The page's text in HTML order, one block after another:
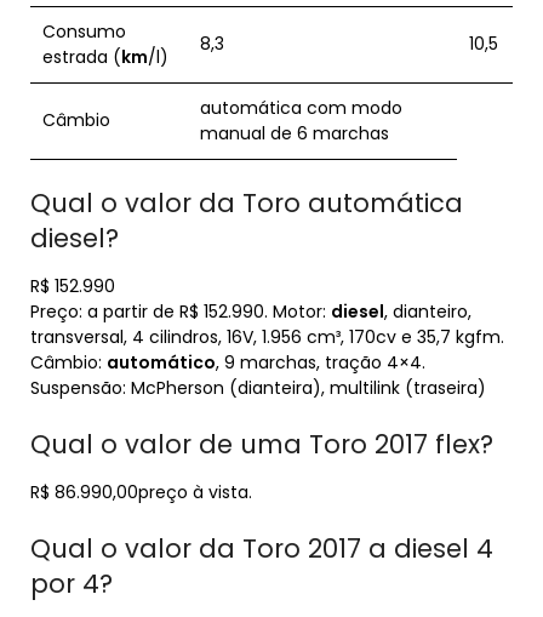
Consumo
estrada (km/l)
8,3 10,5
Câmbio
automática com modo
manual de 6 marchas
Qual o valor da Toro automática
diesel?
R$ 152.990
Preço: a partir de R$ 152.990. Motor: diesel, dianteiro,
transversal, 4 cilindros, 16V, 1.956 cm³, 170cv e 35,7 kgfm.
Câmbio: automático, 9 marchas, tração 4×4.
Suspensão: McPherson (dianteira), multilink (traseira)
Qual o valor de uma Toro 2017 flex?
R$ 86.990,00preço à vista.
Qual o valor da Toro 2017 a diesel 4
por 4?